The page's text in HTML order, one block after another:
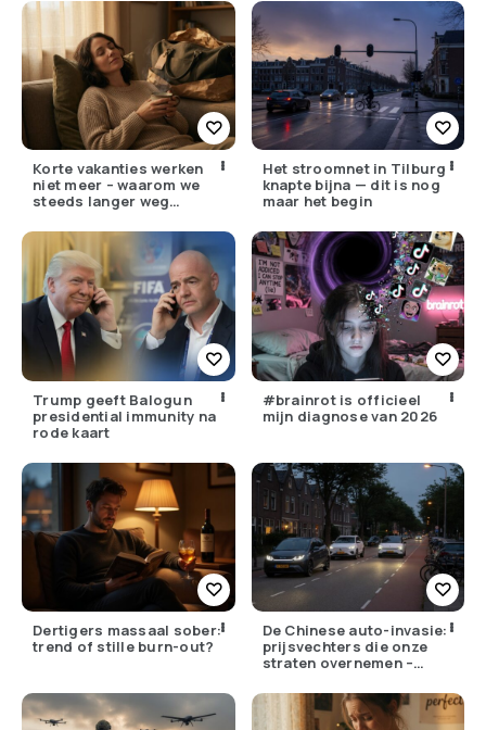
Korte vakanties werken
niet meer – waarom we
steeds langer weg
Het stroomnet in Tilburg
knapte bijna — dit is nog
maar het begin
Trump geeft Balogun
presidential immunity na
rode kaart
#brainrot is officieel
mijn diagnose van 2026
Dertigers massaal sober:
trend of stille burn-out?
De Chinese auto-invasie:
prijsvechters die onze
straten overnemen –
écht?